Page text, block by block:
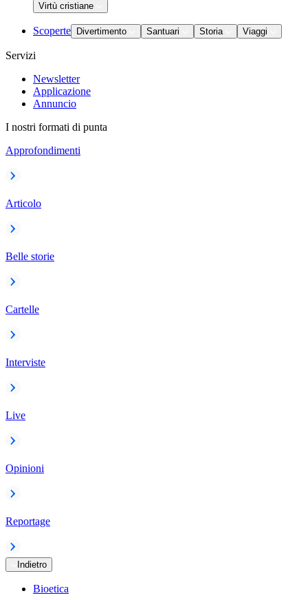
Virtù cristiane
Scoperte Divertimento Santuari Storia Viaggi
Servizi
Newsletter
Applicazione
Annuncio
I nostri formati di punta
Approfondimenti
Articolo
Belle storie
Cartelle
Interviste
Live
Opinioni
Reportage
Indietro
Bioetica